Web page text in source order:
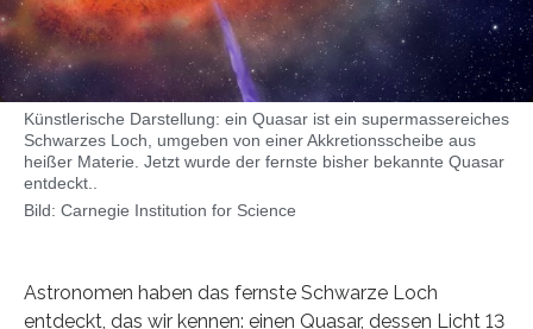
Künstlerische Darstellung: ein Quasar ist ein supermassereiches
Schwarzes Loch, umgeben von einer Akkretionsscheibe aus
heißer Materie. Jetzt wurde der fernste bisher bekannte Quasar
entdeckt..
Bild: Carnegie Institution for Science
Astronomen haben das fernste Schwarze Loch
entdeckt, das wir kennen: einen Quasar, dessen Licht 13